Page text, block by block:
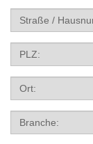
Straße
Ort
Branche: